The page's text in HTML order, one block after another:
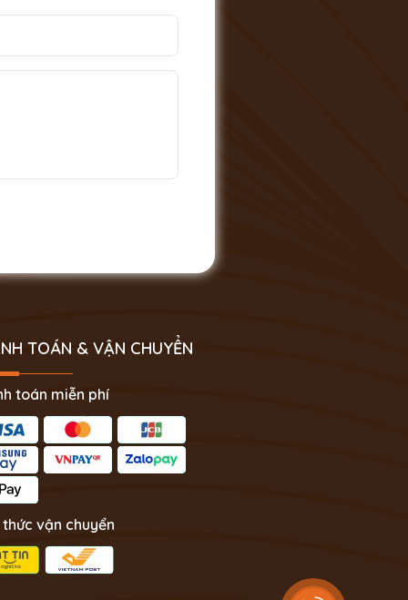
TOÁN & VẬN CHUYỂN
toán miễn phí
thức vận chuyển